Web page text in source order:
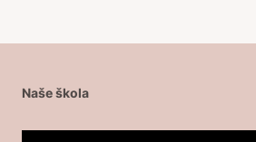
Naše škola